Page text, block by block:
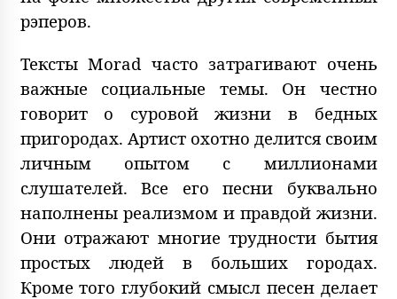
рэперов.
Тексты Morad часто затрагивают очень
важные социальные темы. Он честно
говорит о суровой жизни в бедных
пригородах. Артист охотно делится своим
личным опытом с миллионами
слушателей. Все его песни буквально
наполнены реализмом и правдой жизни.
Они отражают многие трудности бытия
простых людей в больших городах.
Кроме того глубокий смысл песен делает